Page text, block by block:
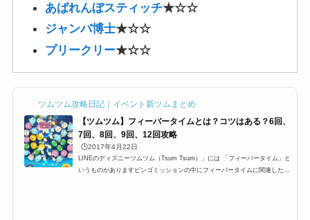
あばれんぼスティッチ★☆☆
ジャンバ博士★☆☆
プリークリー★☆☆
ツムツム攻略日記｜イベント新ツムまとめ
【ツムツム】フィーバータイムとは？コツはある？6回、
7回、8回、9回、12回攻略
🕒️2017年4月22日
LINEのディズニーツムツム（Tsum Tsum）」には 「フィーバータイム」と
いうものがありますビンゴミッションの中にフィーバータイムに関連したミ